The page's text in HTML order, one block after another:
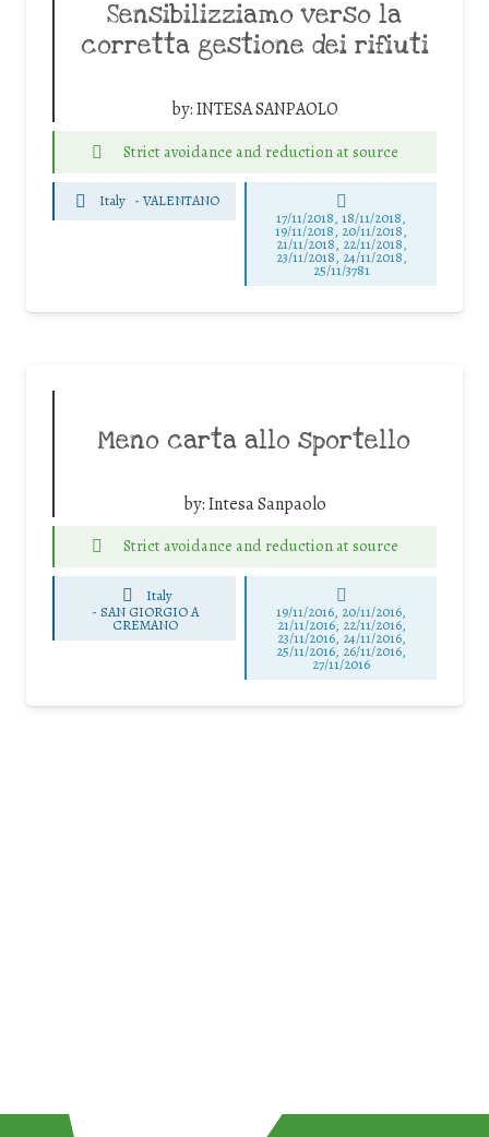
Sensibilizziamo verso la
corretta gestione dei rifiuti
by:INTESA SANPAOLO
Strict avoidance and reduction at source
Italy -VALENTANO
17/11/2018, 18/11/2018,
19/11/2018, 20/11/2018,
21/11/2018, 22/11/2018,
23/11/2018, 24/11/2018,
25/11/3781
Meno carta allo sportello
by:Intesa Sanpaolo
Strict avoidance and reduction at source
Italy
- SAN GIORGIO A
CREMANO
19/11/2016, 20/11/2016,
21/11/2016, 22/11/2016,
23/11/2016, 24/11/2016,
25/11/2016, 26/11/2016,
27/11/2016